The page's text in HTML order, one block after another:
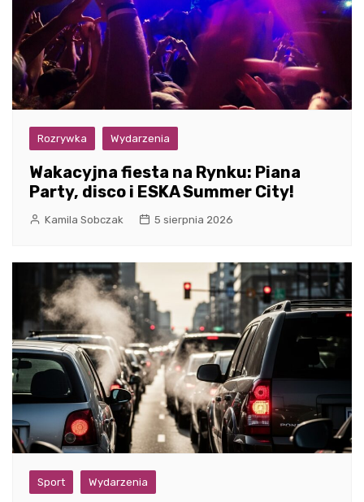
Rozrywka Wydarzenia
Wakacyjna fiesta na Rynku: Piana
Party, disco i ESKA Summer City!
Kamila Sobczak 5 sierpnia 2026
Sport Wydarzenia